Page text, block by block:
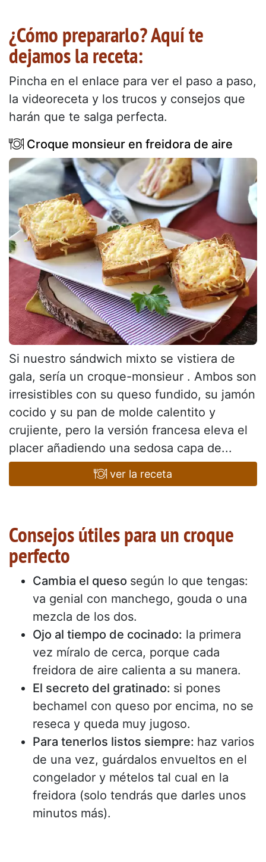
¿Cómo prepararlo? Aquí te
dejamos la receta:
Pincha en el enlace para ver el paso a paso,
la videoreceta y los trucos y consejos que
harán que te salga perfecta.
Croque monsieur en freidora de aire
Si nuestro sándwich mixto se vistiera de
gala, sería un croque-monsieur . Ambos son
irresistibles con su queso fundido, su jamón
cocido y su pan de molde calentito y
crujiente, pero la versión francesa eleva el
placer añadiendo una sedosa capa de...
ver la receta
Consejos útiles para un croque
perfecto
Cambia el queso según lo que tengas:
va genial con manchego, gouda o una
mezcla de los dos.
Ojo al tiempo de cocinado: la primera
vez míralo de cerca, porque cada
freidora de aire calienta a su manera.
El secreto del gratinado: si pones
bechamel con queso por encima, no se
reseca y queda muy jugoso.
Para tenerlos listos siempre: haz varios
de una vez, guárdalos envueltos en el
congelador y mételos tal cual en la
freidora (solo tendrás que darles unos
minutos más).